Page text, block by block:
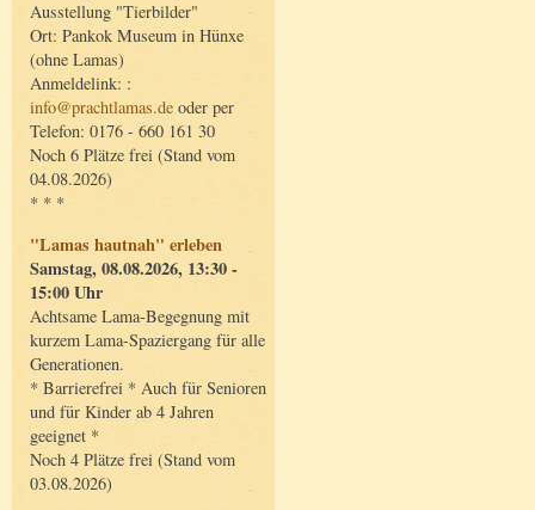
Ausstellung "Tierbilder"
Ort: Pankok Museum in Hünxe
(ohne Lamas)
Anmeldelink: :
info@prachtlamas.de oder per
Telefon: 0176 - 660 161 30
Noch 6 Plätze frei (Stand vom
04.08.2026)
* * *
"Lamas hautnah" erleben
Samstag, 08.08.2026, 13:30 -
15:00 Uhr
Achtsame Lama-Begegnung mit
kurzem Lama-Spaziergang für alle
Generationen.
* Barrierefrei * Auch für Senioren
und für Kinder ab 4 Jahren
geeignet *
Noch 4 Plätze frei (Stand vom
03.08.2026)